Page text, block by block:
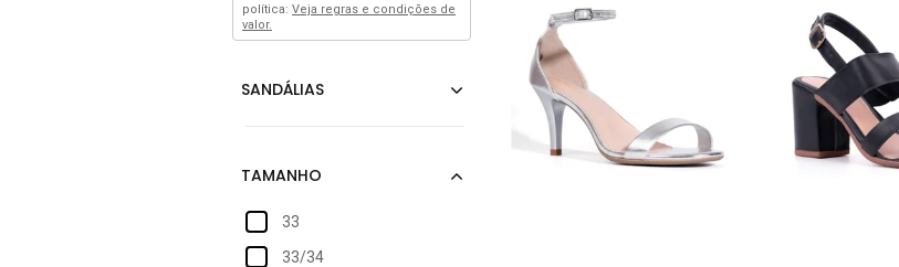
política: Veja regras e condições de
valor.
33
33/34